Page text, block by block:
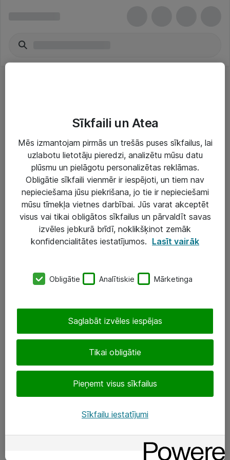
Risinājumi & Pakalpojumi
IT serviss un atbalsts
IT infrastruktūra
Darba vietu IT risinājumi
SIA „ATEA”
+(371) 67 81 90 50
eShop@atea.lv
Sekojiet mums
Sīkfaili un Atea
Mēs izmantojam pirmās un trešās puses sīkfailus, lai
uzlabotu lietotāju pieredzi, analizētu mūsu datu
plūsmu un pielāgotu personalizētas reklāmas.
Obligātie sīkfaili vienmēr ir iespējoti, un tiem nav
nepieciešama jūsu piekrišana, jo tie ir nepieciešami
mūsu tīmekļa vietnes darbībai. Jūs varat akceptēt
visus vai tikai obligātos sīkfailus un pārvaldīt savas
izvēles jebkurā brīdī, noklikšķinot zemāk
konfidencialitātes iestatījumos. Lasīt vairāk
Obligātie Analītiskie Mārketinga
Tikai obligātie
Pieņemt visus sīkfailus
Saglabāt izvēles iespējas
Sīkfailu iestatījumi